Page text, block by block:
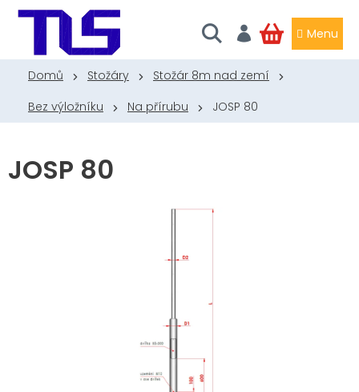
Přejít
NÁKUPNÍ
KOŠÍK
Domů Stožáry
Stožár 8m nad zemí
Bez výložníku
Na přírubu JOSP 80
JOSP 80